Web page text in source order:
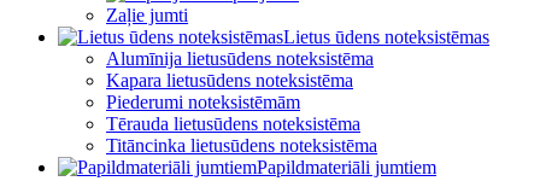
Zaļie jumti
Lietus ūdens noteksistēmas
Alumīnija lietusūdens noteksistēma
Kapara lietusūdens noteksistēma
Piederumi noteksistēmām
Tērauda lietusūdens noteksistēma
Titāncinka lietusūdens noteksistēma
Papildmateriāli jumtiem